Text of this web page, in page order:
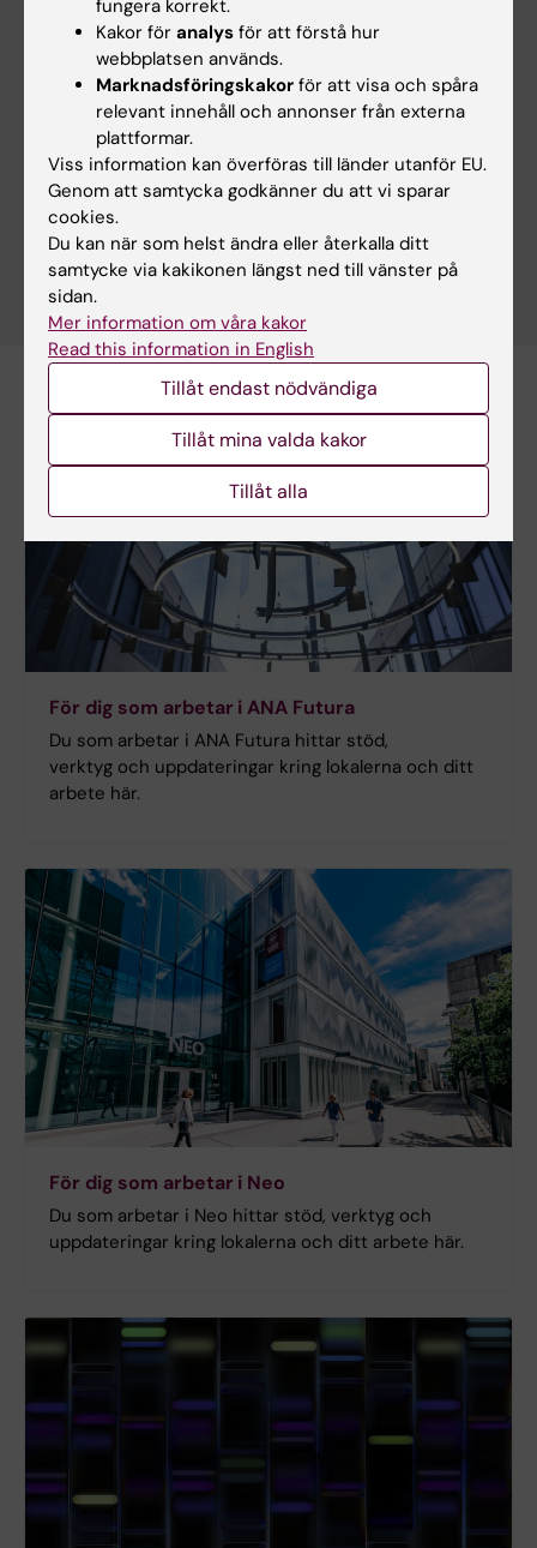
allergirelaterade immunceller
2026-07-02 15:29
MedH-forskare prisas för välciterad publikation
2026-07-02 14:55
RSS
För dig som arbetar i ANA Futura
Du som arbetar i ANA Futura hittar stöd,
verktyg och uppdateringar kring lokalerna och ditt
arbete här.
För dig som arbetar i Neo
Du som arbetar i Neo hittar stöd, verktyg och
uppdateringar kring lokalerna och ditt arbete här.
fungera korrekt.
Kakor för analys för att förstå hur
webbplatsen används.
Marknadsföringskakor för att visa och spåra
relevant innehåll och annonser från externa
plattformar.
Viss information kan överföras till länder utanför EU.
Genom att samtycka godkänner du att vi sparar
cookies.
Du kan när som helst ändra eller återkalla ditt
samtycke via kakikonen längst ned till vänster på
sidan.
Mer information om våra kakor
Read this information in English
Tillåt endast nödvändiga
Tillåt mina valda kakor
Tillåt alla